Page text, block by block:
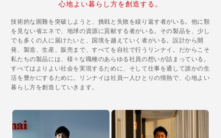
心地よい暮らし方を創造する。
技術的な困難を突破しようと、挑戦と失敗を繰り返す者がいる。他に類
を見ない省エネで、地球の資源に貢献する者がいる。その製品を、少し
でも多くの人に届けたいと、国境を越えていく者がいる。設計から開
発、製造、生産、販売まで、すべてを自社で行うリンナイ。だからこそ
私たちの製品には、様々な職種のあらゆる社員の想いが詰まっている。
すべてはよりよい社会を実現するために、そして仕事を通して誰かの生
活を豊かにするために。リンナイは社員一人ひとりの情熱で、心地よい
暮らし方を創造していきます。